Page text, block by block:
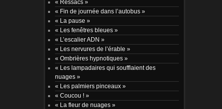
« Ressacs »
« Fin de journée dans l’autobus »
« La pause »
« Les fenêtres bleues »
« L’escalier ADN »
« Les nervures de l’érable »
« Ombrières hypnotiques »
« Les lampadaires qui soufflaient des
nuages »
« Les palmiers pinceaux »
« Coucou ! »
« La fleur de nuages »